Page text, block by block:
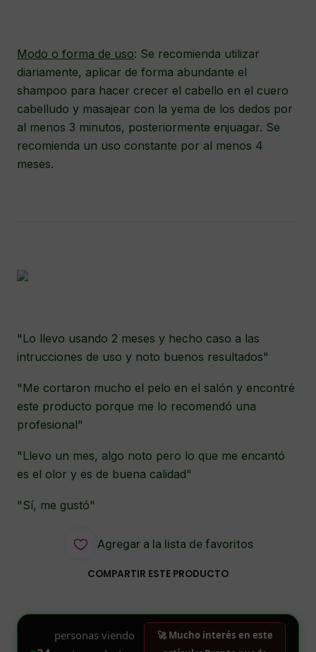
Modo o forma de uso: Se recomienda utilizar
diariamente, aplicar de forma abundante el
shampoo para hacer crecer el cabello en el cuero
cabelludo y masajear con la yema de los dedos por
al menos 3 minutos, posteriormente enjuagar. Se
recomienda un uso constante por al menos 4
meses.
"Lo llevo usando 2 meses y hecho caso a las
intrucciones de uso y noto buenos resultados"
"Me cortaron mucho el pelo en el salón y encontré
este producto porque me lo recomendó una
profesional"
"Llevo un mes, algo noto pero lo que me encantó
es el olor y es de buena calidad"
"Sí, me gustó"
Agregar a la lista de favoritos
COMPARTIR ESTE PRODUCTO